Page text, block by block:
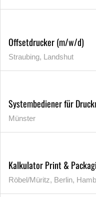
Offsetdrucker (m/w/d)
Straubing, Landshut
Systembediener für
Münster
Kalkulator Print &
Röbel/Müritz, Berlin,